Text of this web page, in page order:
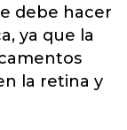
debe hacer
ya que la
la retina y